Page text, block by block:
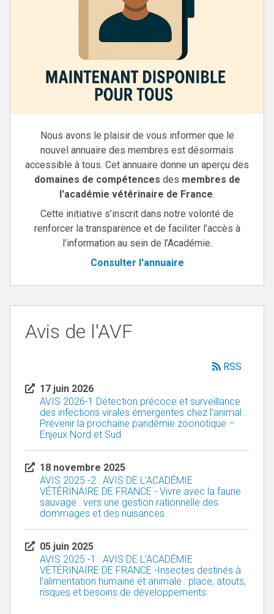
Nous avons le plaisir de vous informer que le
nouvel annuaire des membres est désormais
accessible à tous. Cet annuaire donne un aperçu des
domaines de compétences des membres de
l'académie vétérinaire de France.
Cette initiative s’inscrit dans notre volonté de
renforcer la transparence et de faciliter l’accès à
l’information au sein de l’Académie.
Consulter l'annuaire
Avis de l'AVF
RSS
17 juin 2026
AVIS 2026-1 Détection précoce et surveillance
des infections virales émergentes chez l'animal :
Prévenir la prochaine pandémie zoonotique –
Enjeux Nord et Sud
18 novembre 2025
AVIS 2025 -2 : AVIS DE L'ACADÉMIE
VÉTÉRINAIRE DE FRANCE - Vivre avec la faune
sauvage : vers une gestion rationnelle des
dommages et des nuisances
05 juin 2025
AVIS 2025 -1 : AVIS DE L'ACADÉMIE
VÉTÉRINAIRE DE FRANCE -Insectes destinés à
l’alimentation humaine et animale : place, atouts,
risques et besoins de développements